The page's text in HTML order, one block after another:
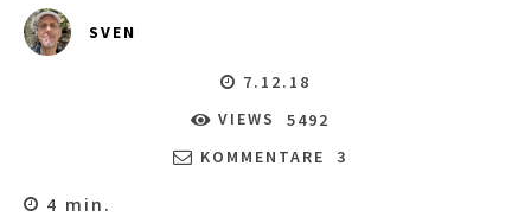
SVEN
7.12.18
VIEWS
5492
KOMMENTARE
3
4 min.